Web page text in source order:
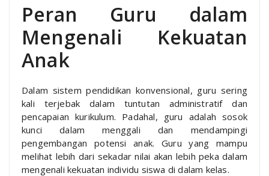
Peran Guru dalam
Mengenali Kekuatan
Anak
Dalam sistem pendidikan konvensional, guru sering
kali terjebak dalam tuntutan administratif dan
pencapaian kurikulum. Padahal, guru adalah sosok
kunci dalam menggali dan mendampingi
pengembangan potensi anak. Guru yang mampu
melihat lebih dari sekadar nilai akan lebih peka dalam
mengenali kekuatan individu siswa di dalam kelas.